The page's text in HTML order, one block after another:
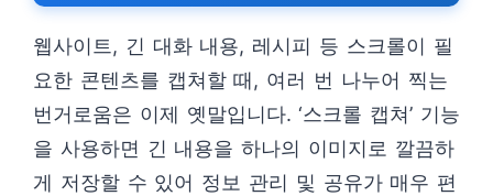
웹사이트, 긴 대화 내용, 레시피 등 스크롤이 필
요한 콘텐츠를 캡쳐할 때, 여러 번 나누어 찍는
번거로움은 이제 옛말입니다. ‘스크롤 캡쳐’ 기능
을 사용하면 긴 내용을 하나의 이미지로 깔끔하
게 저장할 수 있어 정보 관리 및 공유가 매우 편